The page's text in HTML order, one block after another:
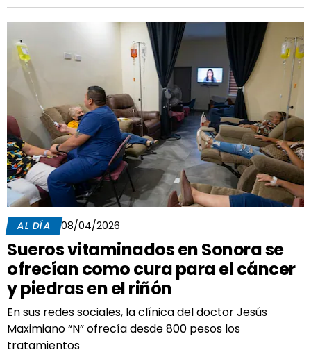
AL DÍA 08/04/2026
Sueros vitaminados en Sonora se
ofrecían como cura para el cáncer
y piedras en el riñón
En sus redes sociales, la clínica del doctor Jesús
Maximiano “N” ofrecía desde 800 pesos los
tratamientos